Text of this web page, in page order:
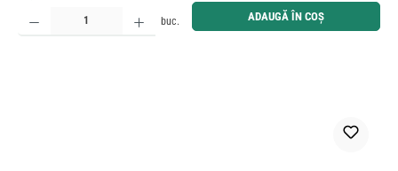
Cantitate produs: Introduceți cantitatea dorită sau utilizați butoanele pentru a mări sau micșora
buc. ADAUGĂ ÎN COȘ